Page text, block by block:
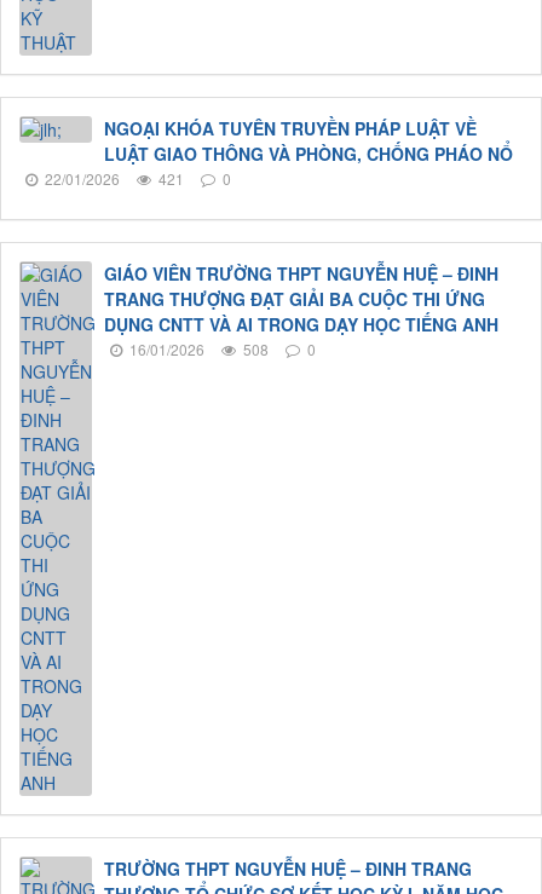
NGOẠI KHÓA TUYÊN TRUYỀN PHÁP LUẬT VỀ
LUẬT GIAO THÔNG VÀ PHÒNG, CHỐNG PHÁO NỔ
22/01/2026 421 0
GIÁO VIÊN TRƯỜNG THPT NGUYỄN HUỆ – ĐINH
TRANG THƯỢNG ĐẠT GIẢI BA CUỘC THI ỨNG
DỤNG CNTT VÀ AI TRONG DẠY HỌC TIẾNG ANH
16/01/2026 508 0
TRƯỜNG THPT NGUYỄN HUỆ – ĐINH TRANG